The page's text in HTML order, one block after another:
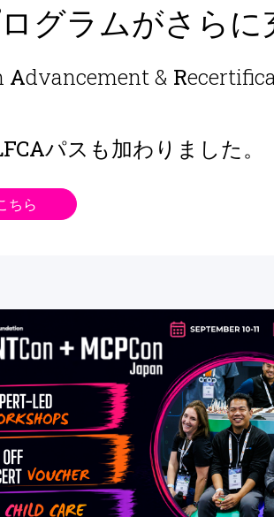
グラムがさらに
Advancement & R
パスも加わりました。
ちら